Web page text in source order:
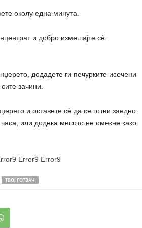
околу една минута.
и добро измешајте сè.
додадете ги печурките исечени
зачини.
и оставете сè да се готви заедно
часа, или додека месото не омекне како
Error9 Error9
ТВОЈ ГОТВАЧ